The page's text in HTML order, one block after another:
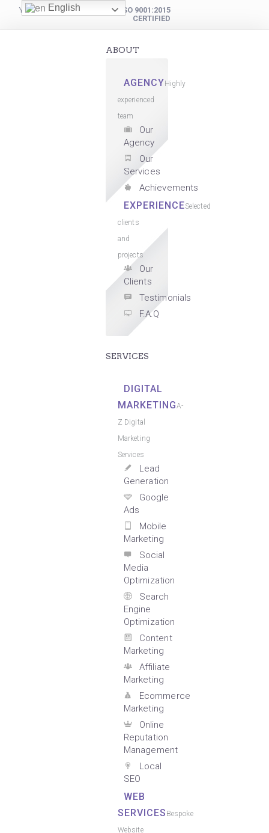
YOUR DIGITAL PARTNER
ISO 9001:2015
CERTIFIED
ABOUT
AGENCY Highly
experienced
team
Our
Agency
Our
Services
Achievements
EXPERIENCESelected
clients
and
projects
Our
Clients
Testimonials
F.A.Q
SERVICES
DIGITAL
MARKETINGA-
Z Digital
Marketing
Services
Lead
Generation
Google
Ads
Mobile
Marketing
Social
Media
Optimization
Search
Engine
Optimization
Content
Marketing
Affiliate
Marketing
Ecommerce
Marketing
Online
Reputation
Management
Local
SEO
WEB
SERVICES Bespoke
Website
English